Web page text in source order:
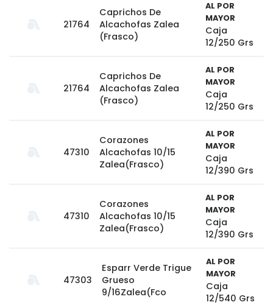
21764
Caprichos De
Alcachofas Zalea
(Frasco)
AL POR
MAYOR
Caja
12/250 Grs
21764
Caprichos De
Alcachofas Zalea
(Frasco)
AL POR
MAYOR
Caja
12/250 Grs
47310
Corazones
Alcachofas 10/15
Zalea(Frasco)
AL POR
MAYOR
Caja
12/390 Grs
47310
Corazones
Alcachofas 10/15
Zalea(Frasco)
AL POR
MAYOR
Caja
12/390 Grs
47303
Esparr Verde Trigue
Grueso
9/16Zalea(Fco
AL POR
MAYOR
Caja
12/540 Grs